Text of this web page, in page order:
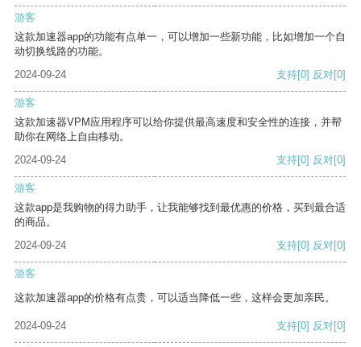
游客
这款加速器app的功能有点单一，可以增加一些新功能，比如增加一个自
动切换线路的功能。
2024-09-24
支持[0] 反对[0]
游客
这款加速器VPM应用程序可以给你提供最高速度和安全性的连接，并帮
助你在网络上自由移动。
2024-09-24
支持[0] 反对[0]
游客
这款app是我购物的得力助手，让我能够找到最优惠的价格，买到最合适
的商品。
2024-09-24
支持[0] 反对[0]
游客
这款加速器app的价格有点贵，可以适当降低一些，这样会更加亲民。
2024-09-24 支持[0] 反对[0]